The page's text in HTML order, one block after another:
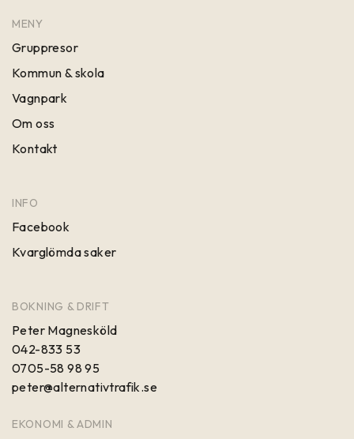
MENY
Gruppresor
Kommun & skola
Vagnpark
Om oss
Kontakt
INFO
Facebook
Kvarglömda saker
BOKNING & DRIFT
Peter Magnesköld
042-833 53
0705-58 98 95
peter@alternativtrafik.se
EKONOMI & ADMIN